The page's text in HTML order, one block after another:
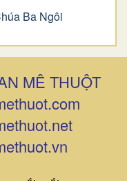
Ba Ngôi
MÊ THUỘT